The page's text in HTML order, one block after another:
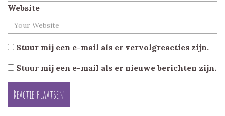
Website
Stuur mij een e-mail als er vervolgreacties zijn.
Stuur mij een e-mail als er nieuwe berichten zijn.